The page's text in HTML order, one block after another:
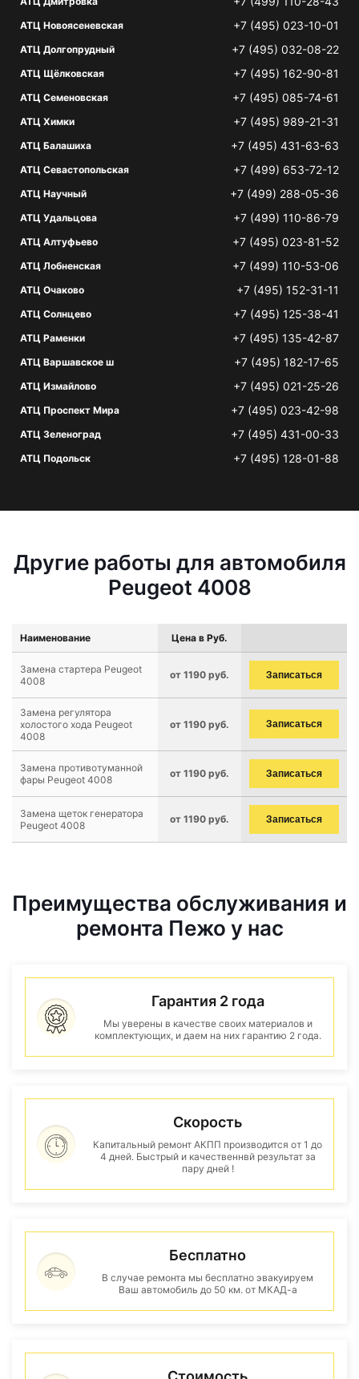
АТЦ Новоясеневская +7 (495) 023-10-01
АТЦ Долгопрудный +7 (495) 032-08-22
АТЦ Щёлковская +7 (495) 162-90-81
АТЦ Семеновская +7 (495) 085-74-61
АТЦ Химки +7 (495) 989-21-31
АТЦ Балашиха +7 (495) 431-63-63
АТЦ Севастопольская +7 (499) 653-72-12
АТЦ Научный +7 (499) 288-05-36
АТЦ Удальцова +7 (499) 110-86-79
АТЦ Алтуфьево +7 (495) 023-81-52
АТЦ Лобненская +7 (499) 110-53-06
АТЦ Очаково +7 (495) 152-31-11
АТЦ Солнцево +7 (495) 125-38-41
АТЦ Раменки +7 (495) 135-42-87
АТЦ Варшавское ш +7 (495) 182-17-65
АТЦ Измайлово +7 (495) 021-25-26
АТЦ Проспект Мира +7 (495) 023-42-98
АТЦ Зеленоград +7 (495) 431-00-33
АТЦ Подольск +7 (495) 128-01-88
Другие работы для автомобиля
Peugeot 4008
Наименование Цена в Руб.
Замена стартера Peugeot
4008
от 1190 руб. Записаться
Замена регулятора
холостого хода Peugeot
4008
от 1190 руб. Записаться
Замена противотуманной
фары Peugeot 4008
от 1190 руб. Записаться
Замена щеток генератора
Peugeot 4008
от 1190 руб. Записаться
Преимущества обслуживания и
ремонта Пежо у нас
Гарантия 2 года
Мы уверены в качестве своих материалов и
комплектующих, и даем на них гарантию 2 года.
Скорость
Капитальный ремонт АКПП производится от 1 до
4 дней. Быстрый и качественнвй результат за
пару дней !
Бесплатно
В случае ремонта мы бесплатно эвакуируем
Ваш автомобиль до 50 км. от МКАД-а